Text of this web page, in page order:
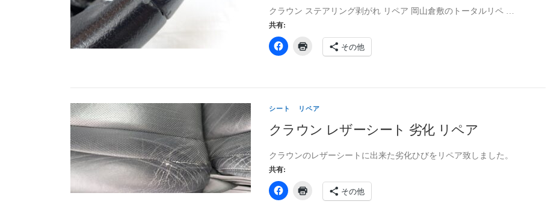
クラウン ステアリング剥がれ リペア 岡山倉敷のトータルリペ …
共有:
その他
シート リペア
クラウン レザーシート 劣化 リペア
クラウンのレザーシートに出来た劣化ひびをリペア致しました。
共有:
その他